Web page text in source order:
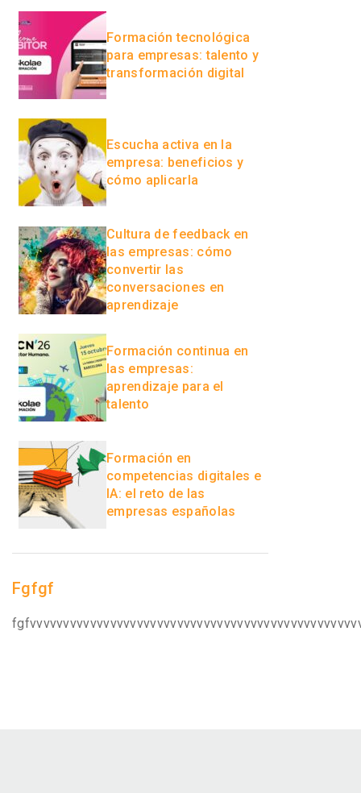
Formación tecnológica
para empresas: talento y
transformación digital
Escucha activa en la
empresa: beneficios y
cómo aplicarla
Cultura de feedback en
las empresas: cómo
convertir las
conversaciones en
aprendizaje
Formación continua en
las empresas:
aprendizaje para el
talento
Formación en
competencias digitales e
IA: el reto de las
empresas españolas
Fgfgf